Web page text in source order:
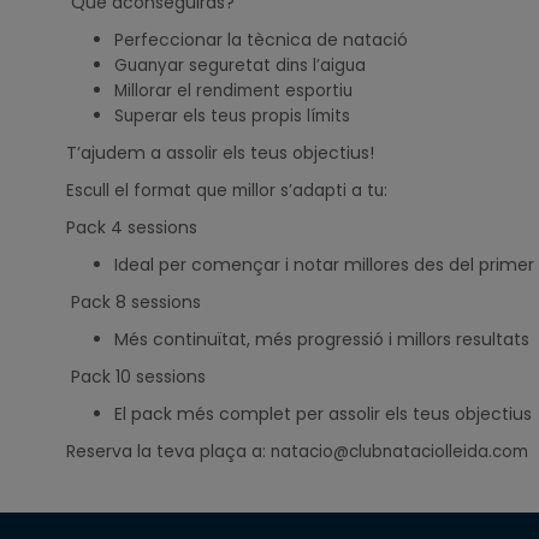
Perfeccionar la tècnica de natació
Guanyar seguretat dins l’aigua
Millorar el rendiment esportiu
Superar els teus propis límits
T’ajudem a assolir els teus objectius!
Escull el format que millor s’adapti a tu:
Pack 4 sessions
Ideal per començar i notar millores des del primer
Pack 8 sessions
Més continuïtat, més progressió i millors resultats
Pack 10 sessions
El pack més complet per assolir els teus objectius
Reserva la teva plaça a: natacio@clubnataciolleida.com